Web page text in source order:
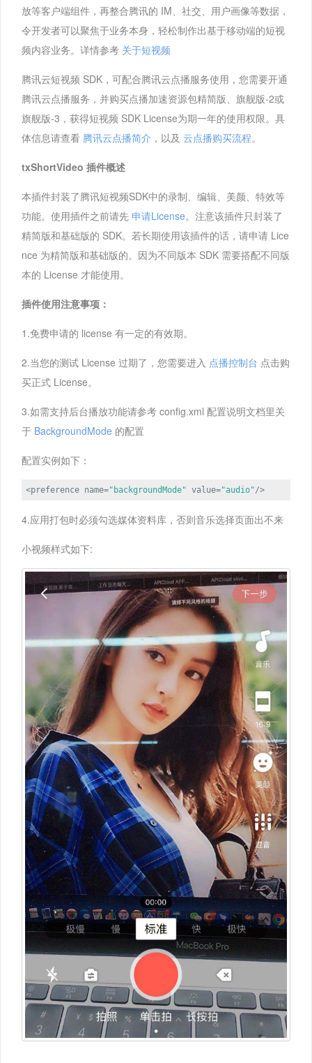
放等客户端组件，再整合腾讯的 IM、社交、用户画像等数据，
令开发者可以聚焦于业务本身，轻松制作出基于移动端的短视
频内容业务。详情参考 关于短视频
腾讯云短视频 SDK，可配合腾讯云点播服务使用，您需要开通
腾讯云点播服务，并购买点播加速资源包精简版、旗舰版-2或
旗舰版-3，获得短视频 SDK License为期一年的使用权限。具
体信息请查看 腾讯云点播简介 ，以及 云点播购买流程。
txShortVideo 插件概述
本插件封装了腾讯短视频SDK中的录制、编辑、美颜、特效等
功能。使用插件之前请先 申请License。注意该插件只封装了
精简版和基础版的 SDK。若长期使用该插件的话，请申请 Lice
nce 为精简版和基础版的。因为不同版本 SDK 需要搭配不同版
本的 License 才能使用。
插件使用注意事项：
1.免费申请的 license 有一定的有效期。
2.当您的测试 License 过期了，您需要进入 点播控制台 点击购
买正式 License。
3.如需支持后台播放功能请参考 config.xml 配置说明文档里关
于 BackgroundMode 的配置
配置实例如下：
<preference name="backgroundMode" value="audio"/>
4.应用打包时必须勾选媒体资料库，否则音乐选择页面出不来
小视频样式如下: